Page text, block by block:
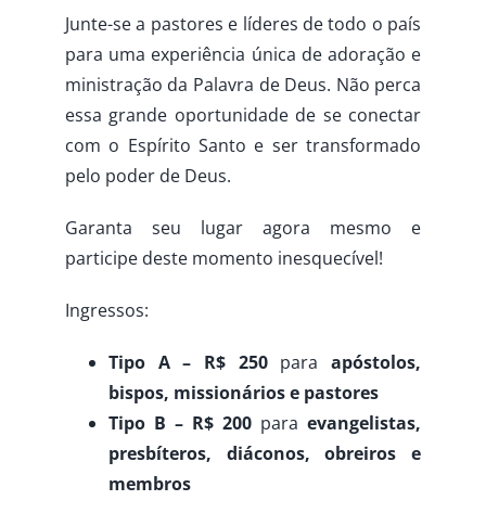
Junte-se a pastores e líderes de todo o país
para uma experiência única de adoração e
ministração da Palavra de Deus. Não perca
essa grande oportunidade de se conectar
com o Espírito Santo e ser transformado
pelo poder de Deus.
Garanta seu lugar agora mesmo e
participe deste momento inesquecível!
Ingressos:
Tipo A – R$ 250paraapóstolos,
bispos, missionários e pastores
Tipo B – R$ 200 paraevangelistas,
presbíteros, diáconos, obreiros e
membros